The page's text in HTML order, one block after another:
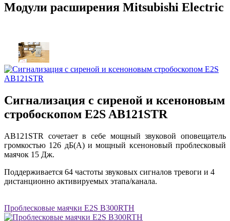
Модули расширения Mitsubishi Electric
Сигнализация с сиреной и ксеноновым
стробоскопом E2S AB121STR
AB121STR сочетает в себе мощный звуковой оповещатель
громкостью 126 дБ(A) и мощный ксеноновый проблесковый
маячок 15 Дж.
Поддерживается 64 частоты звуковых сигналов тревоги и 4
дистанционно активируемых этапа/канала.
Проблесковые маячки E2S B300RTH